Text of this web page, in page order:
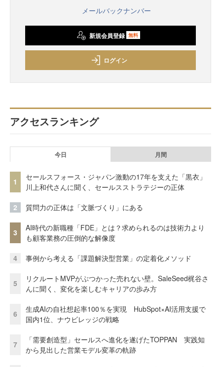
メールバックナンバー
新規会員登録 無料
ログイン
アクセスランキング
今日 月間
1
セールスフォース・ジャパン激動の17年を支えた「黒衣」
川上和代さんに聞く、セールスストラテジーの正体
2 質問力の正体は「文脈づくり」にある
3
AI時代の新職種「FDE」とは？求められるのは技術力より
も顧客業務の圧倒的な解像度
4 事例から考える「課題解決型営業」の定着化メソッド
5
リクルートMVPがぶつかった売れない壁。SaleSeed梶谷さ
んに聞く、変化を楽しむキャリアの歩み方
6
生成AIの自社想起率100％を実現 HubSpot×AI活用支援で
国内1位、ナウビレッジの戦略
7
「需要創造型」セールスへ進化を遂げたTOPPAN 実践知
から見出した営業モデル変革の軌跡